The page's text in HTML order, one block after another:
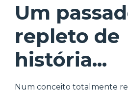
Um
repleto de
história...
Num conceito totalmente